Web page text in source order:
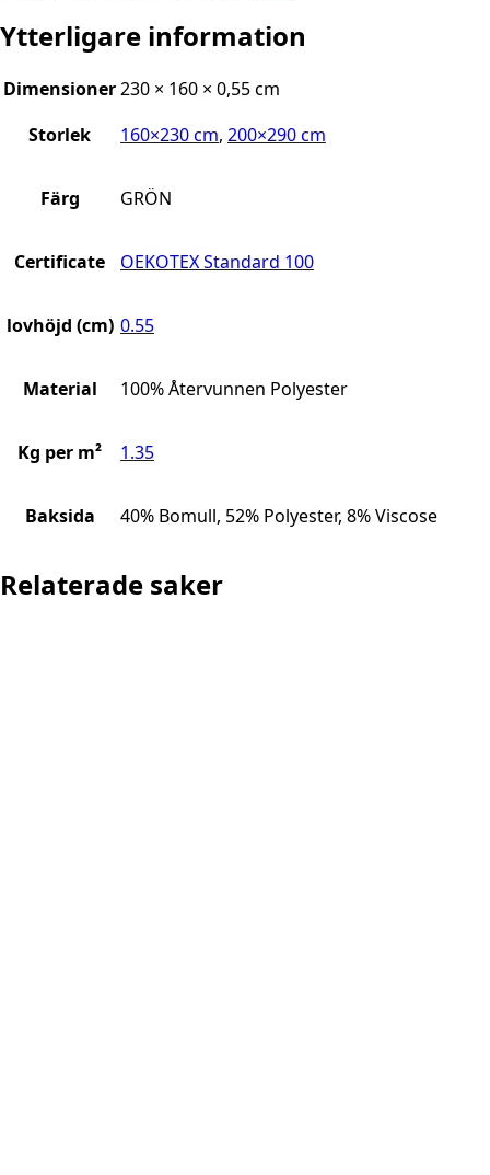
Ytterligare information
Dimensioner230 × 160 × 0,55 cm
Storlek
160×230 cm, 200×290 cm
Färg GRÖN
Certificate OEKOTEX Standard 100
lovhöjd (cm) 0.55
Material 100% Återvunnen Polyester
Kg per m² 1.35
Baksida 40% Bomull, 52% Polyester, 8% Viscose
Relaterade saker